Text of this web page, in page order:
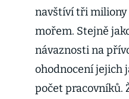
navštíví tři miliony
mořem. Stejně
návaznosti na
ohodnocení jejich
počet pracovníků.